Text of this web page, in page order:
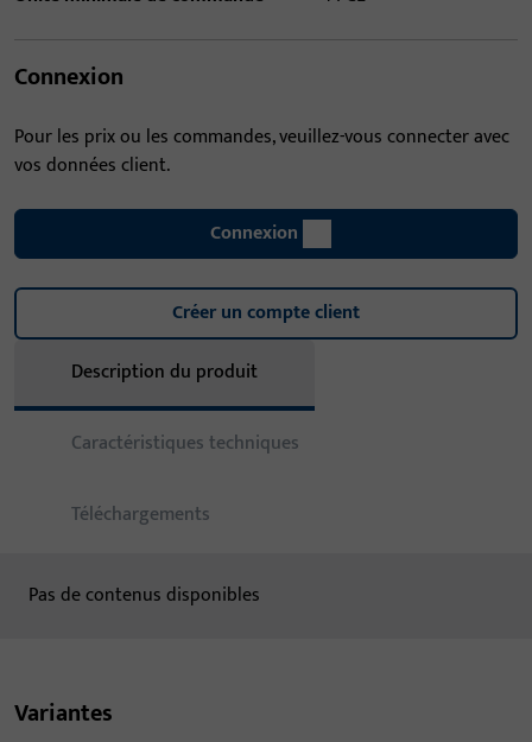
Connexion
Pour les prix ou les commandes, veuillez-vous connecter avec
vos données client.
Connexion
Créer un compte client
Description du produit
Caractéristiques techniques
Téléchargements
Pas de contenus disponibles
Variantes